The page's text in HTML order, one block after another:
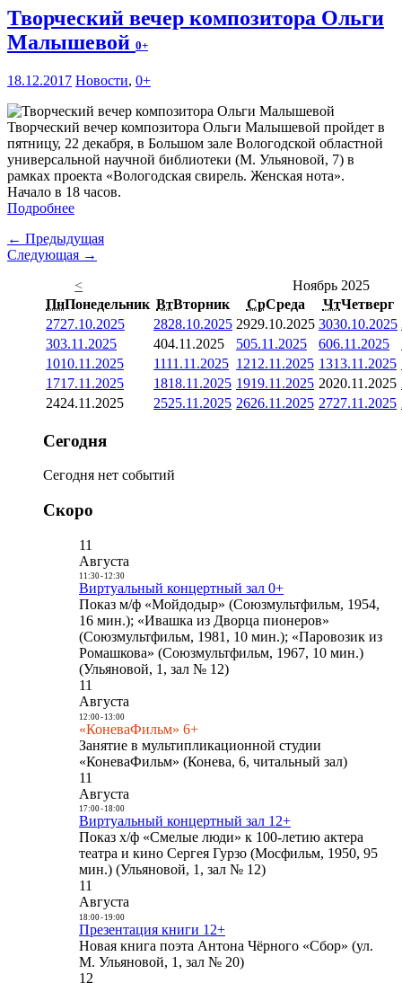
Творческий вечер композитора Ольги
Малышевой 0+
18.12.2017 Новости, 0+
Творческий вечер композитора Ольги Малышевой пройдет в
пятницу, 22 декабря, в Большом зале Вологодской областной
универсальной научной библиотеки (М. Ульяновой, 7) в
рамках проекта «Вологодская свирель. Женская нота».
Начало в 18 часов.
Подробнее
← Предыдущая
Следующая →
<
Ноябрь 2025
ПнПонедельник ВтВторник СрСреда ЧтЧетверг
2727.10.2025 2828.10.2025 2929.10.2025 3030.10.2025
303.11.2025 404.11.2025 505.11.2025 606.11.2025
1010.11.2025 1111.11.2025 1212.11.2025 1313.11.2025
1717.11.2025 1818.11.2025 1919.11.2025 2020.11.2025
2424.11.2025 2525.11.2025 2626.11.2025 2727.11.2025
Сегодня
Сегодня нет событий
Скоро
11
Августа
11:30- 12:30
Виртуальный концертный зал 0+
Показ м/ф «Мойдодыр» (Союзмультфильм, 1954,
16 мин.); «Ивашка из Дворца пионеров»
(Союзмультфильм, 1981, 10 мин.); «Паровозик из
Ромашкова» (Союзмультфильм, 1967, 10 мин.)
(Ульяновой, 1, зал № 12)
11
Августа
12:00- 13:00
«КоневаФильм» 6+
Занятие в мультипликационной студии
«КоневаФильм» (Конева, 6, читальный зал)
11
Августа
17:00- 18:00
Виртуальный концертный зал 12+
Показ х/ф «Смелые люди» к 100-летию актера
театра и кино Сергея Гурзо (Мосфильм, 1950, 95
мин.) (Ульяновой, 1, зал № 12)
11
Августа
18:00- 19:00
Презентация книги 12+
Новая книга поэта Антона Чёрного «Сбор» (ул.
М. Ульяновой, 1, зал № 20)
12